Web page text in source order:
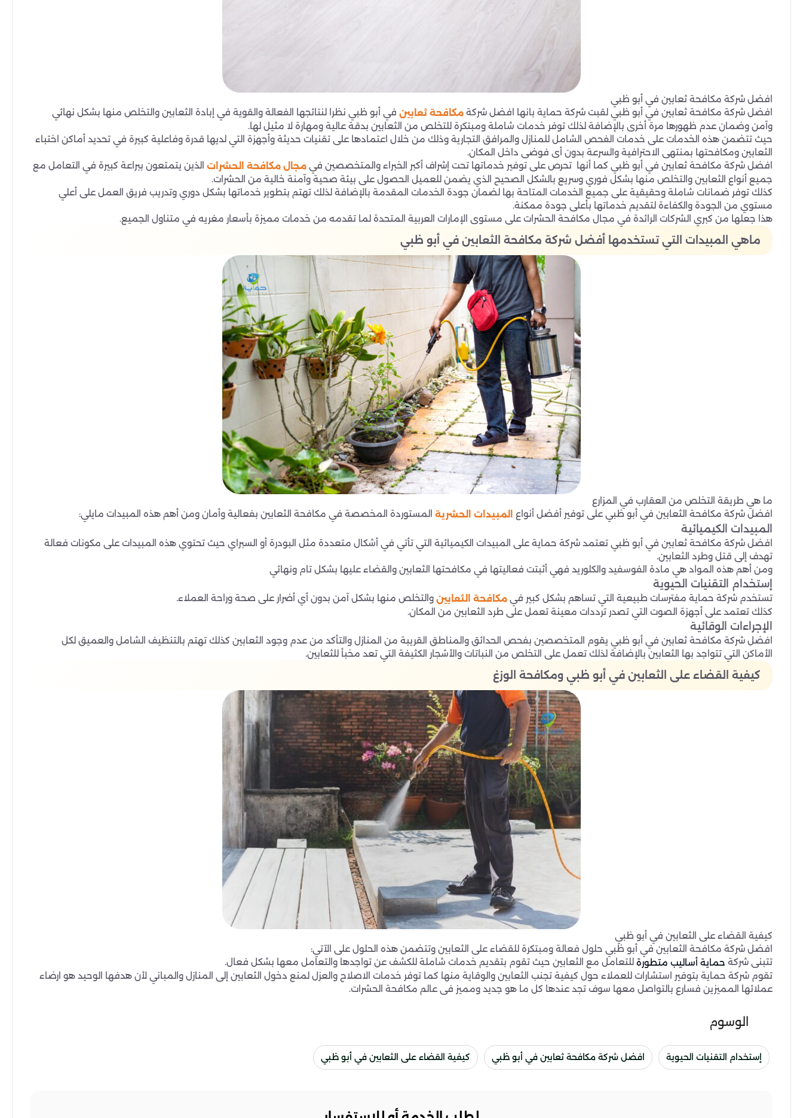
افضل شركة مكافحة ثعابين في أبو ظبي
افضل شركة مكافحة ثعابين في أبو ظبي لقبت شركة حماية بانها افضل شركة مكافحة ثعابين في أبو ظبي نظرا لنتائجها الفعالة والقوية في إبادة الثعابين والتخلص منها بشكل نهائي
وآمن وضمان عدم ظهورها مرة أخرى بالإضافة لذلك توفر خدمات شاملة ومبتكرة للتخلص من الثعابين بدقة عالية ومهارة لا مثيل لها.
حيث تتضمن هذه الخدمات على خدمات الفحص الشامل للمنازل والمرافق التجارية وذلك من خلال اعتمادها على تقنيات حديثة وأجهزة التي لديها قدرة وفاعلية كبيرة في تحديد أماكن اختباء
الثعابين ومكافحتها بمنتهى الاحترافية والسرعة بدون أى فوضى داخل المكان.
افضل شركة مكافحة ثعابين في أبو ظبي كما أنها تحرص على توفير خدماتها تحت إشراف أكبر الخبراء والمتخصصين في مجال مكافحة الحشرات الذين يتمتعون ببراعة كبيرة في التعامل مع
جميع أنواع الثعابين والتخلص منها بشكل فوري وسريع بالشكل الصحيح الذي يضمن للعميل الحصول على بيئة صحية وآمنة خالية من الحشرات.
كذلك توفر ضمانات شاملة وحقيقية على جميع الخدمات المتاحة بها لضمان جودة الخدمات المقدمة بالإضافة لذلك تهتم بتطوير خدماتها بشكل دوري وتدريب فريق العمل على أعلي
مستوي من الجودة والكفاءة لتقديم خدماتها بأعلى جودة ممكنة.
هذا جعلها من كبري الشركات الرائدة في مجال مكافحة الحشرات على مستوى الإمارات العربية المتحدة لما تقدمه من خدمات مميزة بأسعار مغريه في متناول الجميع.
ماهي المبيدات التي تستخدمها أفضل شركة مكافحة الثعابين في أبو ظبي
ما هي طريقة التخلص من العقارب في المزارع
افضل شركة مكافحة الثعابين في أبو ظبي على توفير أفضل أنواع
المبيدات الحشرية المستوردة المخصصة في مكافحة الثعابين بفعالية وأمان ومن أهم هذه المبيدات مايلي:
المبيدات الكيميائية
افضل شركة مكافحة ثعابين في أبو ظبي تعتمد شركة حماية على المبيدات الكيميائية التي تأتي في أشكال متعددة مثل البودرة أو السبراي حيث تحتوي هذه المبيدات على مكونات فعالة
تهدف إلى قتل وطرد الثعابين.
ومن أهم هذه المواد هي مادة الفوسفيد والكلوريد فهي أثبتت فعاليتها في مكافحتها الثعابين والقضاء عليها بشكل تام ونهائي
إستخدام التقنيات الحيوية
تستخدم شركة حماية مفترسات طبيعية التي تساهم بشكل كبير في مكافحة الثعابين والتخلص منها بشكل آمن بدون أي أضرار على صحة وراحة العملاء.
كذلك تعتمد على أجهزة الصوت التي تصدر ترددات معينة تعمل على طرد الثعابين من المكان.
الإجراءات الوقائية
افضل شركة مكافحة ثعابين في أبو ظبي يقوم المتخصصين بفحص الحدائق والمناطق القريبة من المنازل والتأكد من عدم وجود الثعابين كذلك تهتم بالتنظيف الشامل والعميق لكل
الأماكن التي تتواجد بها الثعابين بالإضافة لذلك تعمل على التخلص من النباتات والأشجار الكثيفة التي تعد مخبأ للثعابين.
كيفية القضاء على الثعابين في أبو ظبي ومكافحة الوزغ
كيفية القضاء على الثعابين في أبو ظبي
افضل شركة مكافحة الثعابين في أبو ظبي حلول فعالة ومبتكرة للقضاء على الثعابين وتتضمن هذه الحلول على الآتي:
تتبنى شركة حماية أساليب متطورة للتعامل مع الثعابين حيث تقوم بتقديم خدمات شاملة للكشف عن تواجدها والتعامل معها بشكل فعال.
تقوم شركة حماية بتوفير استشارات للعملاء حول كيفية تجنب الثعابين والوقاية منها كما توفر خدمات الاصلاح والعزل لمنع دخول الثعابين إلى المنازل والمباني لأن هدفها الوحيد هو ارضاء
عملائها المميزين فسارع بالتواصل معها سوف تجد عندها كل ما هو جديد ومميز فى عالم مكافحة الحشرات.
الوسوم
إستخدام التقنيات الحيوية افضل شركة مكافحة ثعابين في أبو ظبي كيفية القضاء على الثعابين في أبو ظبي